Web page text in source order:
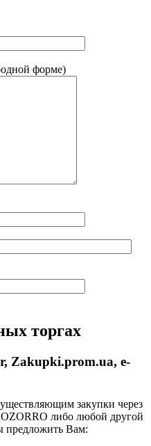
форме)
торгах
Zakupki.prom.ua, e-
закупки через
либо любой другой
предложить Вам: